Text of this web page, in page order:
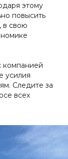
этому
повысить
в свою
компанией
усилия
Следите за
всех